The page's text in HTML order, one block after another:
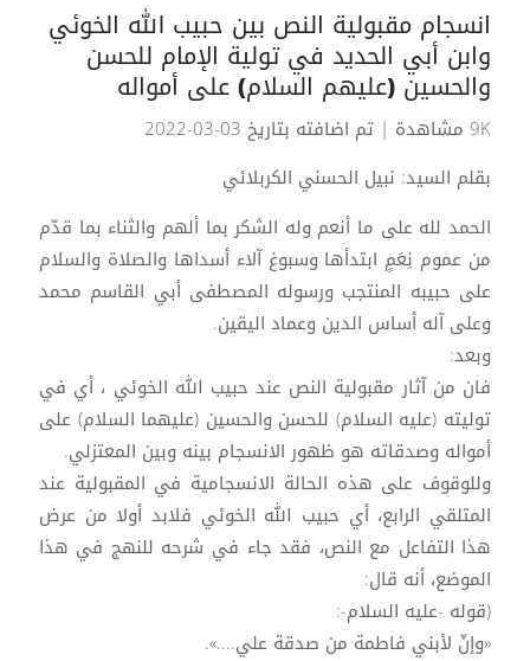
انسجام مقبولية النص بين حبيب الله الخوئي
وابن أبي الحديد في تولية الإمام للحسن
والحسين (عليهم السلام) على أمواله
9K مشاهدة
| تم اضافته بتاريخ 03-03-2022
بقلم السيد: نبيل الحسني الكربلائي
الحمد لله على ما أنعم وله الشكر بما ألهم والثناء بما قدّم
من عموم نِعَمٍ ابتدأها وسبوغ آلاء أسداها والصلاة والسلام
على حبيبه المنتجب ورسوله المصطفى أبي القاسم محمد
وعلى آله أساس الدين وعماد اليقين.
وبعد:
فان من آثار مقبولية النص عند حبيب الله الخوئي ، أي في
توليته (عليه السلام) للحسن والحسين (عليهما السلام) على
أمواله وصدقاته هو ظهور الانسجام بينه وبين المعتزلي.
وللوقوف على هذه الحالة الانسجامية في المقبولية عند
المتلقي الرابع، أي حبيب الله الخوئي فلابد أولا من عرض
هذا التفاعل مع النص، فقد جاء في شرحه للنهج في هذا
الموضع، أنه قال:
(قوله -عليه السلام-:
«وإنّ لأبني فاطمة من صدقة علي....».